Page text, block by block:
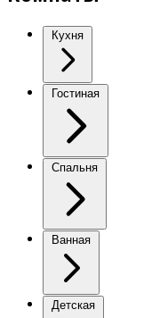
Кухня
Гостиная
Спальня
Ванная
Детская